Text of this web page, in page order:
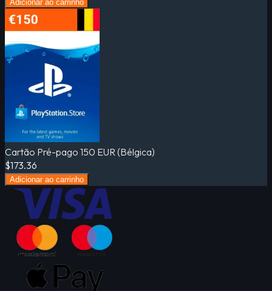
Adicionar ao carrinho
Cartão Pré-pago 150 EUR (Bélgica)
$173.36
Adicionar ao carrinho